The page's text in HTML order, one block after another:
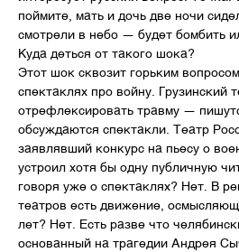
поймите, мать и дочь две ночи
смотрели в небо — будет бомбить
Куда деться от такого шока?
Этот шок сквозит горьким
спектаклях про войну. Грузинский
отрефлексировать травму —
обсуждаются спектакли. Театр
заявлявший конкурс на пьесу о
устроил хотя бы одну публичную
говоря уже о спектаклях? Нет. В
театров есть движение,
лет? Нет. Есть разве что
основанный на трагедии Андрея